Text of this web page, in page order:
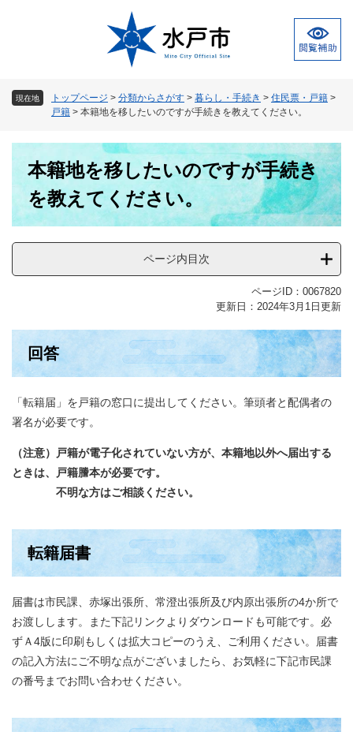
現在地 トップページ > 分類からさがす > 暮らし・手続き > 住民票・戸籍 >
戸籍 > 本籍地を移したいのですが手続きを教えてください。
本籍地を移したいのですが手続き
を教えてください。
ページ内目次
ページID：0067820
更新日：2024年3月1日更新
回答
「転籍届」を戸籍の窓口に提出してください。筆頭者と配偶者の
署名が必要です。
（注意）戸籍が電子化されていない方が、本籍地以外へ届出する
ときは、戸籍謄本が必要です。
不明な方はご相談ください。
転籍届書
届書は市民課、赤塚出張所、常澄出張所及び内原出張所の4か所で
お渡しします。また下記リンクよりダウンロードも可能です。必
ずＡ4版に印刷もしくは拡大コピーのうえ、ご利用ください。届書
の記入方法にご不明な点がございましたら、お気軽に下記市民課
の番号までお問い合わせください。